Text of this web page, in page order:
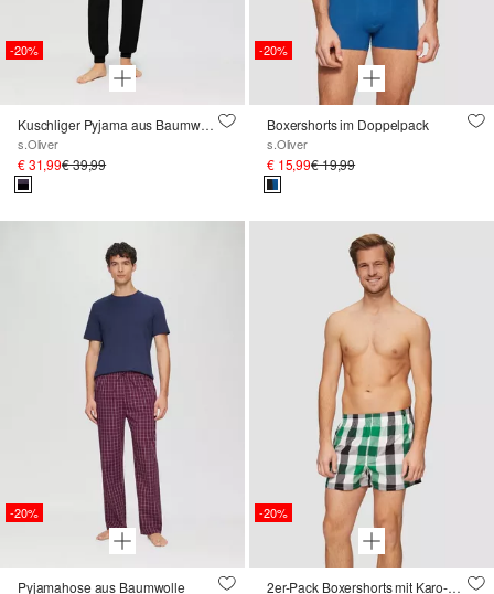
-20%
Kuschliger Pyjama aus Baumwolle
s.Oliver
€ 31,99€ 39,99
-20%
Boxershorts im Doppelpack
s.Oliver
€ 15,99€ 19,99
-20%
Pyjamahose aus Baumwolle
-20%
2er-Pack Boxershorts mit Karo-Muster